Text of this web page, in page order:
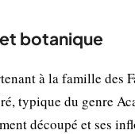
botanique
à la famille des
typique du genre
découpé et ses